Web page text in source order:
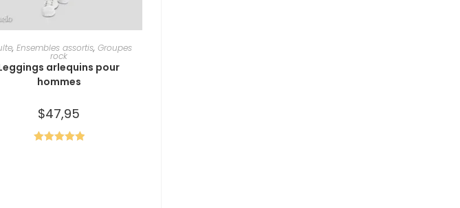
CHOIX DES OPTIONS
, Ensembles assortis, Groupes
rock
arlequins pour
hommes
$47,95